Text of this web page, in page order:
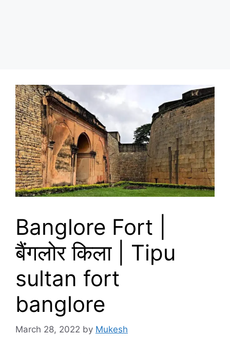
Banglore Fort |
बैंगलोर किला | Tipu
sultan fort
banglore
March 28, 2022 by Mukesh